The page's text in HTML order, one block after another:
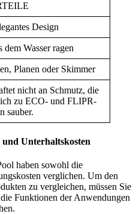
Design
Wasser ragen
Planen oder Skimmer
nicht an Schmutz, die
zu ECO- und FLIPR-
sauber.
Unterhaltskosten
haben sowohl die
verglichen. Um den
zu vergleichen, müssen Sie
Funktionen der Anwendungen